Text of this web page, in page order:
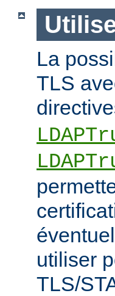
La
TLS
utiliser
TLS/